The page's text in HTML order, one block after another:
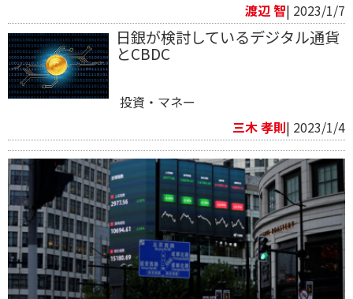
渡辺 智| 2023/1/7
日銀が検討しているデジタル通貨
とCBDC
投資・マネー
三木 孝則| 2023/1/4